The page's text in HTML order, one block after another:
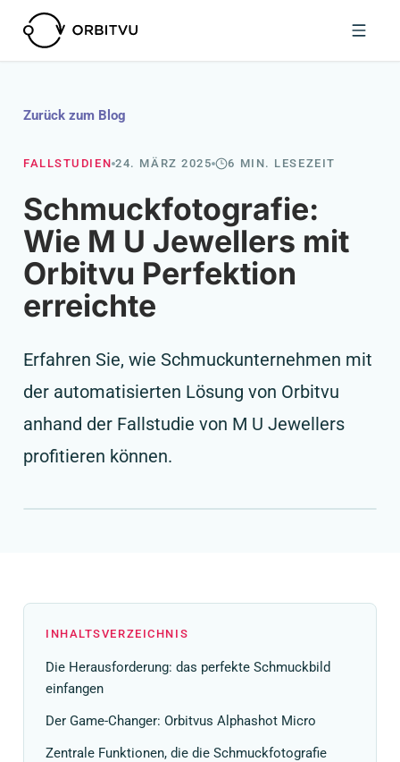
Zurück zum Blog
FALLSTUDIEN 24. MÄRZ 2025 6 MIN. LESEZEIT
Schmuckfotografie:
Wie M U Jewellers mit
Orbitvu Perfektion
erreichte
Erfahren Sie, wie Schmuckunternehmen mit
der automatisierten Lösung von Orbitvu
anhand der Fallstudie von M U Jewellers
profitieren können.
INHALTSVERZEICHNIS
Die Herausforderung: das perfekte Schmuckbild
einfangen
Der Game-Changer: Orbitvus Alphashot Micro
Zentrale Funktionen, die die Schmuckfotografie